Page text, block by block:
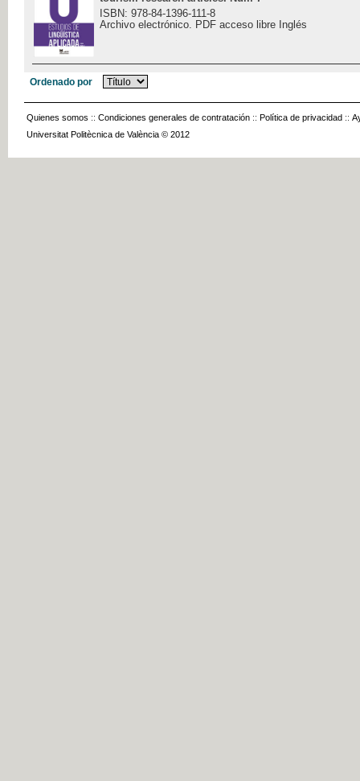
ISBN: 978-84-1396-111-8
Archivo electrónico. PDF acceso libre Inglés
Ordenado por
Quienes somos :: Condiciones generales de contratación :: Política de privacidad ::
Universitat Politècnica de València © 2012